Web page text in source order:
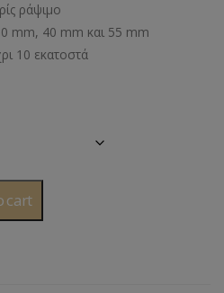
ράψιμο
mm, 40 mm και 55 mm
10 εκατοστά
cart